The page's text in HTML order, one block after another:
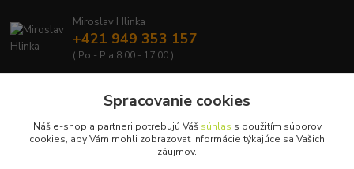
Miroslav Hlinka
+421 949 353 157
( Po - Pia 8:00 - 17:00 )
Spracovanie cookies
Náš e-shop a partneri potrebujú Váš súhlas s použitím súborov
cookies, aby Vám mohli zobrazovať informácie týkajúce sa Vašich
záujmov.